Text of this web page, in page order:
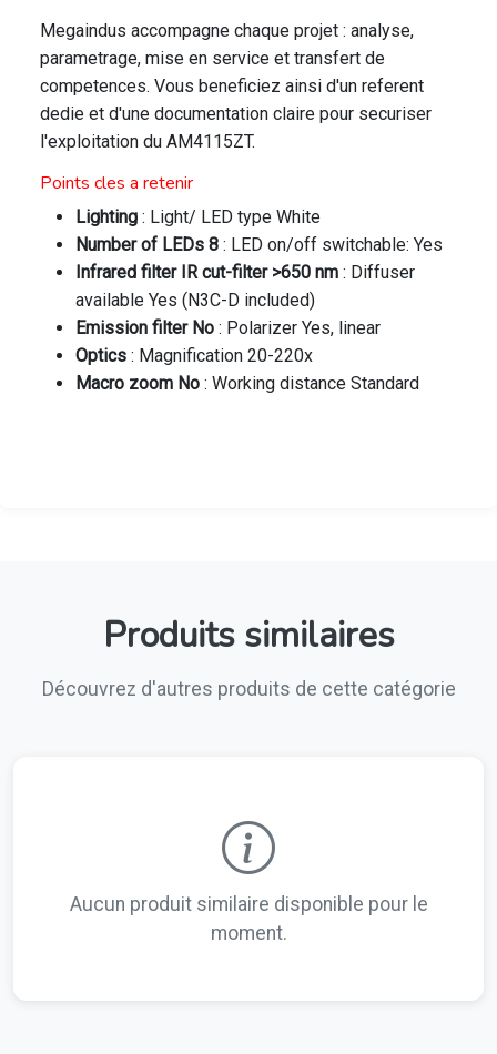
Megaindus accompagne chaque projet : analyse,
parametrage, mise en service et transfert de
competences. Vous beneficiez ainsi d'un referent
dedie et d'une documentation claire pour securiser
l'exploitation du AM4115ZT.
Points cles a retenir
Lighting : Light/ LED type White
Number of LEDs 8 : LED on/off switchable: Yes
Infrared filter IR cut-filter >650 nm : Diffuser
available Yes (N3C-D included)
Emission filter No : Polarizer Yes, linear
Optics : Magnification 20-220x
Macro zoom No : Working distance Standard
Produits similaires
Découvrez d'autres produits de cette catégorie
Aucun produit similaire disponible pour le
moment.